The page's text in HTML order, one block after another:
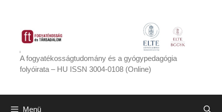
tartalomba
A fogyatékosságtudomány és a gyógypedagógia
folyóirata – HU ISSN 3004-0108 (Online)
Menü